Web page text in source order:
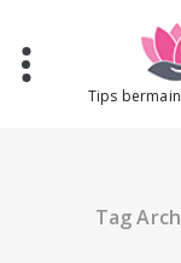
content
Tips
Tag